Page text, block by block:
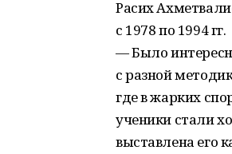
Расих
с 1978 по 1994 гг.
— Было
с разной
где в жарких
ученики стали
выставлена его